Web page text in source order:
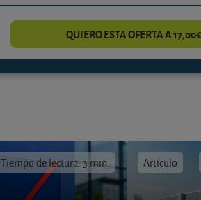
QUIERO ESTA OFERTA A 17,00€
Tiempo de lectura: 3 min. Artículo